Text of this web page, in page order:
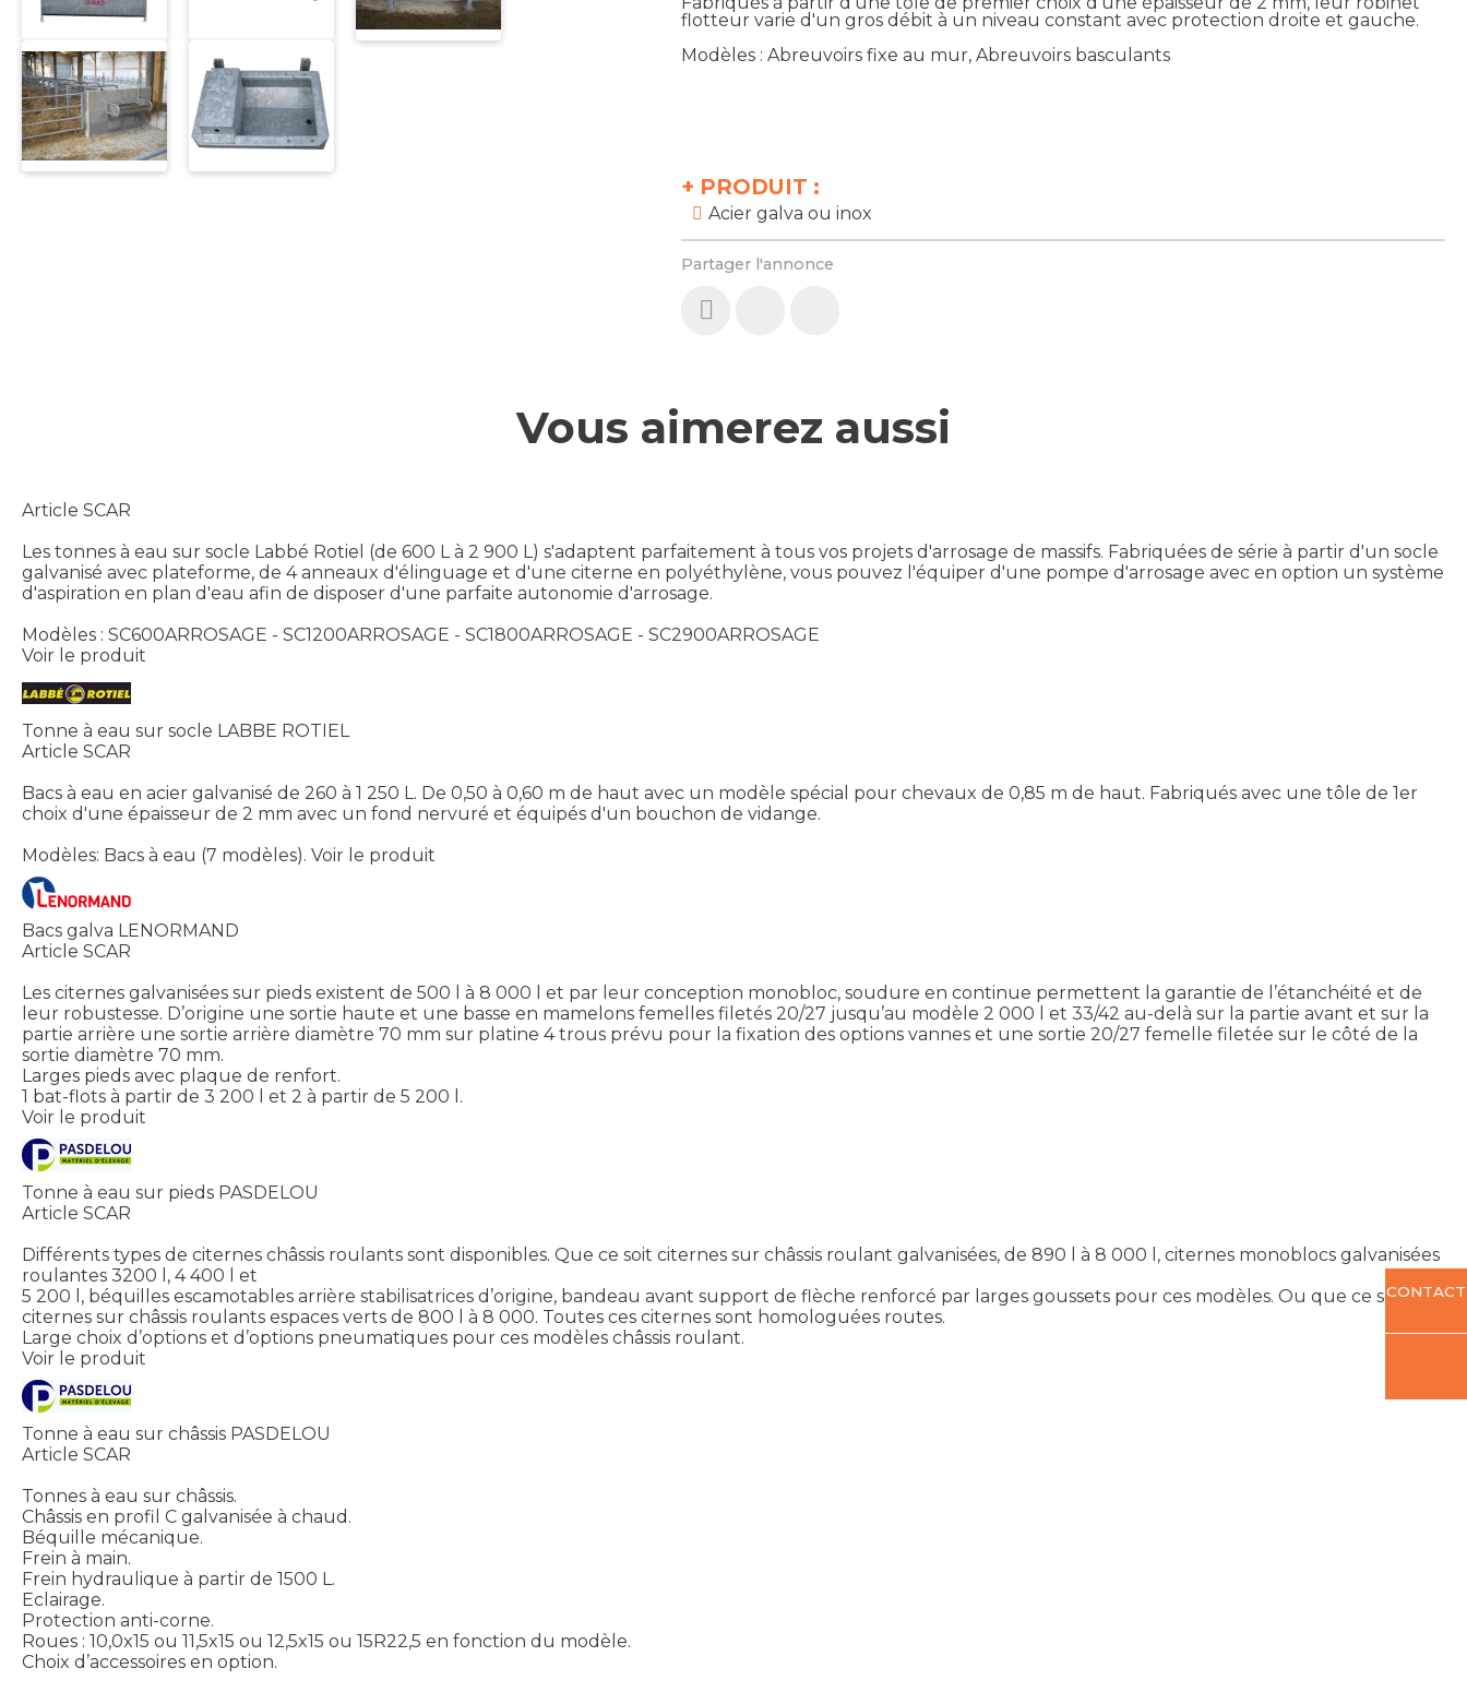
+ PRODUIT :
Acier galva ou inox
Partager l'annonce
flotteur varie d'un gros débit à un niveau constant avec protection droite et gauche.
Modèles : Abreuvoirs fixe au mur, Abreuvoirs basculants
Vous aimerez aussi
Article SCAR
Les tonnes à eau sur socle Labbé Rotiel (de 600 L à 2 900 L) s'adaptent parfaitement à tous vos projets d'arrosage de massifs. Fabriquées de série à partir d'un socle
galvanisé avec plateforme, de 4 anneaux d'élinguage et d'une citerne en polyéthylène, vous pouvez l'équiper d'une pompe d'arrosage avec en option un système
d'aspiration en plan d'eau afin de disposer d'une parfaite autonomie d'arrosage.
Modèles : SC600ARROSAGE - SC1200ARROSAGE - SC1800ARROSAGE - SC2900ARROSAGE
Voir le produit
Tonne à eau sur socle LABBE ROTIEL
Article SCAR
Bacs à eau en acier galvanisé de 260 à 1 250 L. De 0,50 à 0,60 m de haut avec un modèle spécial pour chevaux de 0,85 m de haut. Fabriqués avec une tôle de 1er
choix d'une épaisseur de 2 mm avec un fond nervuré et équipés d'un bouchon de vidange.
Modèles: Bacs à eau (7 modèles). Voir le produit
Bacs galva LENORMAND
Article SCAR
Les citernes galvanisées sur pieds existent de 500 l à 8 000 l et par leur conception monobloc, soudure en continue permettent la garantie de l’étanchéité et de
leur robustesse. D’origine une sortie haute et une basse en mamelons femelles filetés 20/27 jusqu’au modèle 2 000 l et 33/42 au-delà sur la partie avant et sur la
partie arrière une sortie arrière diamètre 70 mm sur platine 4 trous prévu pour la fixation des options vannes et une sortie 20/27 femelle filetée sur le côté de la
sortie diamètre 70 mm.
Larges pieds avec plaque de renfort.
1 bat-flots à partir de 3 200 l et 2 à partir de 5 200 l.
Voir le produit
Tonne à eau sur pieds PASDELOU
Article SCAR
Différents types de citernes châssis roulants sont disponibles. Que ce soit citernes sur châssis roulant galvanisées, de 890 l à 8 000 l, citernes monoblocs galvanisées
roulantes 3200 l, 4 400 l et
5 200 l, béquilles escamotables arrière stabilisatrices d’origine, bandeau avant support de flèche renforcé par larges goussets pour ces modèles. Ou que ce soient
citernes sur châssis roulants espaces verts de 800 l à 8 000. Toutes ces citernes sont homologuées routes.
Large choix d’options et d’options pneumatiques pour ces modèles châssis roulant.
Voir le produit
Tonne à eau sur châssis PASDELOU
Article SCAR
Tonnes à eau sur châssis.
Châssis en profil C galvanisée à chaud.
Béquille mécanique.
Frein à main.
Frein hydraulique à partir de 1500 L.
Eclairage.
Protection anti-corne.
Roues : 10,0x15 ou 11,5x15 ou 12,5x15 ou 15R22,5 en fonction du modèle.
Choix d’accessoires en option.
CONTACT